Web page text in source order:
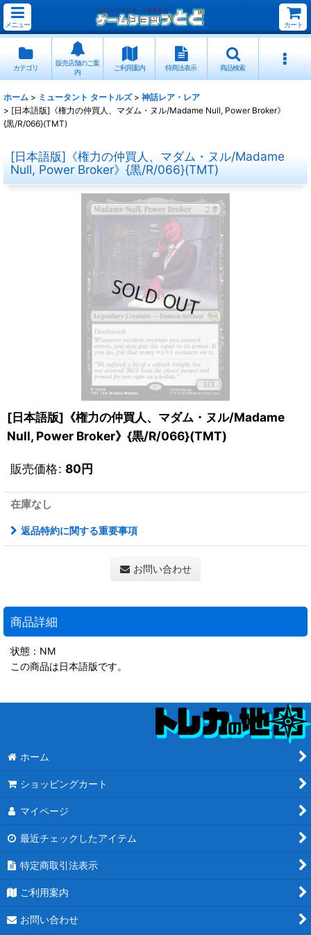
メニュー カート
カテゴリ
販売店舗のご案
内
ご利用案内 特商法表示 商品検索
ホーム > ミュータント タートルズ > 神話レア・レア
> [日本語版]《権力の仲買人、マダム・ヌル/Madame Null, Power Broker》
{黒/R/066}(TMT)
[日本語版]《権力の仲買人、マダム・ヌル/Madame
Null, Power Broker》{黒/R/066}(TMT)
[日本語版]《権力の仲買人、マダム・ヌル/Madame
Null, Power Broker》{黒/R/066}(TMT)
販売価格: 80円
在庫なし
返品特約に関する重要事項
お問い合わせ
商品詳細
状態：NM
この商品は日本語版です。
ホーム
ショッピングカート
マイページ
最近チェックしたアイテム
特定商取引法表示
ご利用案内
お問い合わせ